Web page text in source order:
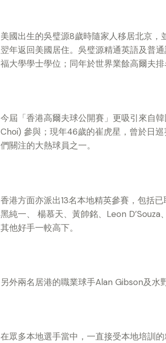
美國出生的吳璧源8歲時隨家人移居北京，
翌年返回美國居住。吳璧源精通英語及普
福大學學士學位；同年於世界業餘高爾夫
今屆「香港高爾夫球公開賽」更吸引來自
Choi) 參與；現年46歲的崔虎星，曾於日
們關注的大熱球員之一。
香港方面亦派出13名本地精英參賽，包括
黑純一、 楊慕天、黃帥銘、Leon
其他好手一較高下。
另外兩名居港的職業球手Alan Gibson及水
在眾多本地選手當中，一直接受本地培訓